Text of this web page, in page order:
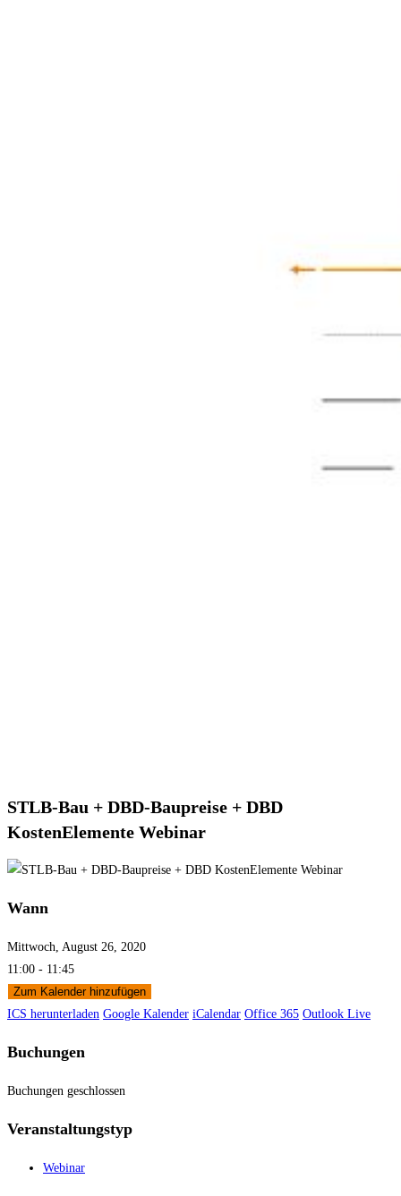
STLB-Bau + DBD-Baupreise + DBD
KostenElemente Webinar
Wann
Mittwoch, August 26, 2020
11:00 - 11:45
Zum Kalender hinzufügen
ICS herunterladen Google Kalender iCalendar Office 365 Outlook Live
Buchungen
Buchungen geschlossen
Veranstaltungstyp
Webinar